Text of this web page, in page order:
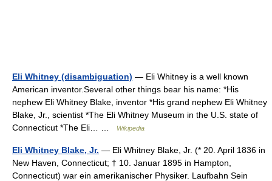
Eli Whitney (disambiguation) — Eli Whitney is a well known
American inventor.Several other things bear his name: *His
nephew Eli Whitney Blake, inventor *His grand nephew Eli Whitney
Blake, Jr., scientist *The Eli Whitney Museum in the U.S. state of
Connecticut *The Eli… …
Wikipedia
Eli Whitney Blake, Jr. — Eli Whitney Blake, Jr. (* 20. April 1836 in
New Haven, Connecticut; † 10. Januar 1895 in Hampton,
Connecticut) war ein amerikanischer Physiker. Laufbahn Sein